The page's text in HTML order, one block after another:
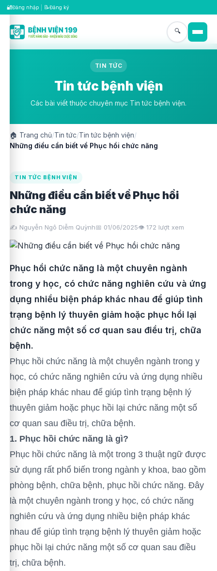
🔐Đăng nhập 📝Đăng ký
🔍
TIN TỨC
Tin tức bệnh viện
Các bài viết thuộc chuyên mục Tin tức bệnh viện.
🏠 Trang chủ/Tin tức/Tin tức bệnh viện/
Những điều cần biết về Phục hồi chức năng
TIN TỨC BỆNH VIỆN
Những điều cần biết về Phục hồi
chức năng
✍️ Nguyễn Ngô Diễm Quỳnh📅 01/06/2025👁️ 172 lượt xem
Phục hồi chức năng là một chuyên ngành
trong y học, có chức năng nghiên cứu và ứng
dụng nhiều biện pháp khác nhau để giúp tình
trạng bệnh lý thuyên giảm hoặc phục hồi lại
chức năng một số cơ quan sau điều trị, chữa
bệnh.
Phục hồi chức năng là một chuyên ngành trong y
học, có chức năng nghiên cứu và ứng dụng nhiều
biện pháp khác nhau để giúp tình trạng bệnh lý
thuyên giảm hoặc phục hồi lại chức năng một số
cơ quan sau điều trị, chữa bệnh.
1. Phục hồi chức năng là gì?
Phục hồi chức năng là một trong 3 thuật ngữ được
sử dụng rất phổ biến trong ngành y khoa, bao gồm
phòng bệnh, chữa bệnh, phục hồi chức năng. Đây
là một chuyên ngành trong y học, có chức năng
nghiên cứu và ứng dụng nhiều biện pháp khác
nhau để giúp tình trạng bệnh lý thuyên giảm hoặc
phục hồi lại chức năng một số cơ quan sau điều
trị, chữa bệnh.